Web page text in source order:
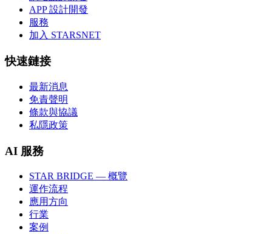
APP 設計開發
服務
加入 STARSNET
快速鏈接
最新消息
免責聲明
條款與協議
私隱政策
AI 服務
STAR BRIDGE — 概覽
運作流程
應用方向
行業
案例